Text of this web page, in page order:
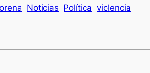
Noticias Política violencia